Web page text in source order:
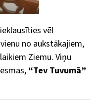
vēl
no aukstākajiem,
Ziemu. Viņu
“Tev Tuvumā”